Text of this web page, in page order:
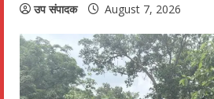
उप संपादक August 7, 2026